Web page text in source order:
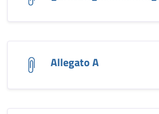
Allegato A